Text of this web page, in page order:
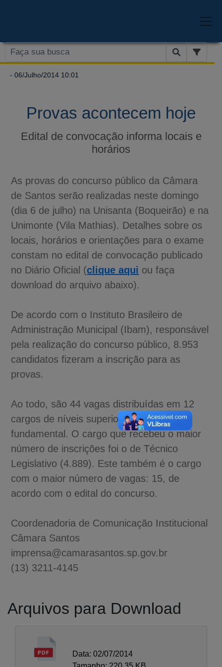
- 06/Julho/2014 10:01
Provas acontecem hoje
Edital de convocação informa locais e
horários
As provas do concurso público da Câmara
de Santos serão realizadas neste domingo
(dia 6 de julho) na Unisanta (Boqueirão) e na
Unimonte (Vila Mathias). Detalhes sobre os
locais, horários e orientações para o exame
constam no edital de convocação publicado
no Diário Oficial (clique aqui ou faça
download do arquivo abaixo).
De acordo com o Instituto Brasileiro de
Administração Municipal (Ibam), responsável
pela realização do concurso público, 8.953
candidatos fizeram a inscrição para as
provas.
Ao todo, são 44 vagas distribuídas em 12
cargos de níveis superior, médio e
fundamental. O cargo que recebeu o maior
número de inscrições foi o de Técnico
Legislativo (4.889). Este também é o cargo
com o maior número de vagas: 15, de
acordo com o edital do concurso.
Coordenadoria de Comunicação Institucional
Câmara Santos
imprensa@camarasantos.sp.gov.br
(13) 3211-4145
Arquivos para Download
Data: 02/07/2014